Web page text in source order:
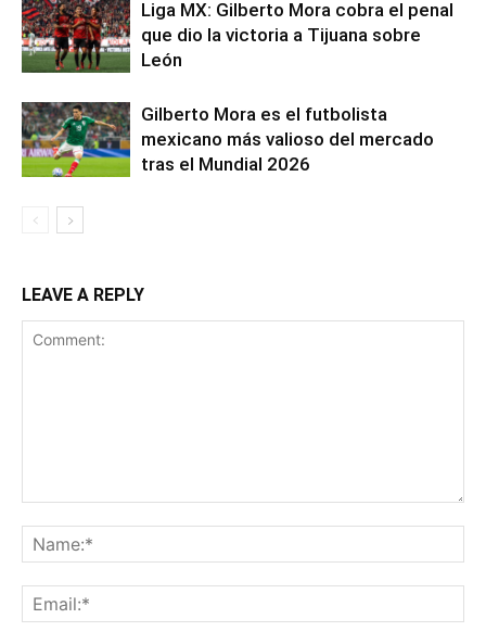
Liga MX: Gilberto Mora cobra el penal
que dio la victoria a Tijuana sobre
León
Gilberto Mora es el futbolista
mexicano más valioso del mercado
tras el Mundial 2026
LEAVE A REPLY